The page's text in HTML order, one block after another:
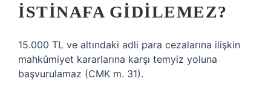
İSTINAFA GIDILEMEZ?
15.000 TL ve altındaki adli para cezalarına ilişkin
mahkûmiyet kararlarına karşı temyiz yoluna
başvurulamaz (CMK m. 31).